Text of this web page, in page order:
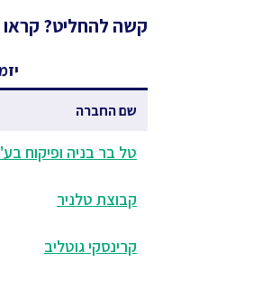
קשה להחליט?
שם החברה
טל בר בניה ופיקוח
קבוצת טלניר
קרינסקי גוטליב